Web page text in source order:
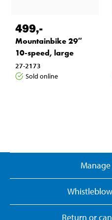
499,-
Mountainbike 29″
10-speed, large
27-2173
Sold online
Return or